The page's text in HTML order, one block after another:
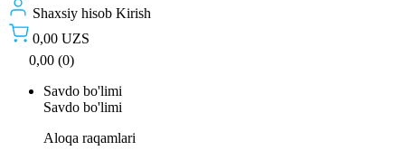
Shaxsiy hisob Kirish
0,00 UZS
0,00 (0)
Savdo bo'limi
Savdo bo'limi
Aloqa raqamlari